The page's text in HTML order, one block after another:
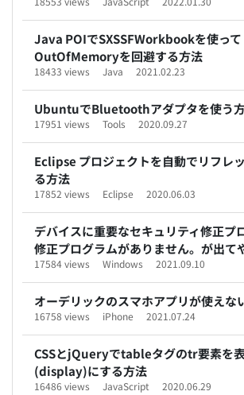
Java POIでSXSSFWorkbookを使って
OutOfMemoryを回避する方法
18433 views Java 2021.02.23
UbuntuでBluetoothアダプタを使う
17951 views Tools 2020.09.27
Eclipse プロジェクトを自動でリフレ
る方法
17852 views Eclipse 2020.06.03
デバイスに重要なセキュリティ修正プ
修正プログラムがありません。が出て
17584 views Windows 2021.09.10
オーデリックのスマホアプリが使えな
16758 views iPhone 2021.07.24
CSSとjQueryでtableタグのtr要素を
(display)にする方法
16486 views JavaScript 2020.06.29